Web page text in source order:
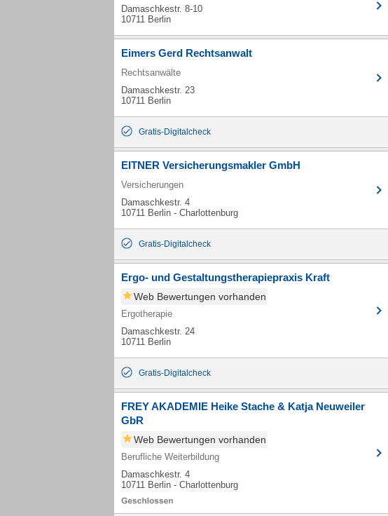
Damaschkestr. 8-10
10711 Berlin
Eimers Gerd Rechtsanwalt
Rechtsanwälte
Damaschkestr. 23
10711 Berlin
Gratis-Digitalcheck
EITNER Versicherungsmakler GmbH
Versicherungen
Damaschkestr. 4
10711 Berlin - Charlottenburg
Gratis-Digitalcheck
Ergo- und Gestaltungstherapiepraxis Kraft
Web Bewertungen vorhanden
Ergotherapie
Damaschkestr. 24
10711 Berlin
Gratis-Digitalcheck
FREY AKADEMIE Heike Stache & Katja Neuweiler
GbR
Web Bewertungen vorhanden
Berufliche Weiterbildung
Damaschkestr. 4
10711 Berlin - Charlottenburg